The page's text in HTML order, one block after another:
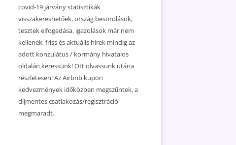
covid-19 járvány statisztikák
visszakereshetőek, ország besorolások,
tesztek elfogadása, igazolások már nem
kellenek, friss és aktuális hírek mindig az
adott konzulátus / kormány hivatalos
oldalán keressünk! Ott olvassunk utána
részletesen! Az Airbnb kupon
kedvezmények időközben megszűntek, a
díjmentes csatlakozás/regisztráció
megmaradt.